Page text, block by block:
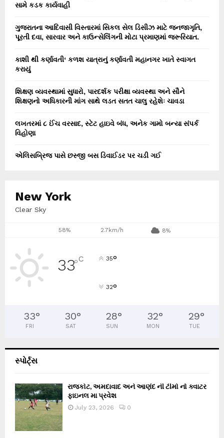
સામે કડક કાર્યવાહી
ગુજરાતના આદિવાસી વિસ્તારમાં સિકલ સેલ ડિસીઝ માટે જનજાગૃતિ,
પૂરતી દવા, સારવાર અને કાઉન્સેલિંગની મોટા પ્રમાણમાં જરૂરિયાત.
કાશી થી કર્ણાવતી‘ કળશ યાત્રાનું કર્ણાવતી મહાનગર ખાતે સ્વાગત
કરાયું
શિક્ષણ વ્યવસ્થામાં સુધારો, પારદર્શક પરીક્ષા વ્યવસ્થા અને સૌને
શિક્ષણનો અધિકારની માંગ સાથે લડત સતત ચાલુ રહેશેઃ ચાવડા
લખતરમાં ૮ ઈંચ વરસાદ, સ્ટેટ હાઇવે બંધ, અનેક ગામો બન્યા સંપર્ક
વિહોણા
એલિસબ્રિજ પાસે છસ્જી બસ ડિવાઈડર પર ચડી ગઈ
New York
Clear Sky
58% 2.7km/h 8%
33°C 35°
32°
33°
FRI
30°
SAT
28°
SUN
32°
MON
29°
TUE
સ્પોર્ટ્સ
રાજકોટ, અમદાવાદ અને આણંદ ની ટીમો નો ક્વાટર
ફાઇનલ મા પ્રવેશ
July 23, 2026 0